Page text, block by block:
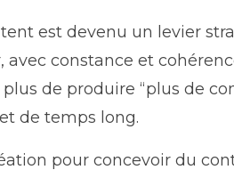
est devenu un levier
avec constance et
de produire “plus de
de temps long.
pour concevoir du